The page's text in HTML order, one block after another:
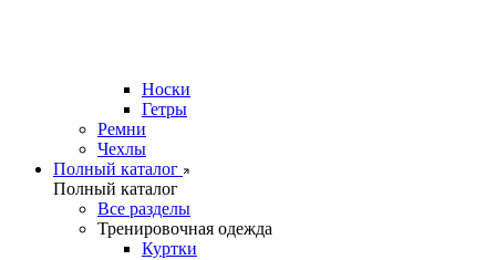
Носки
Гетры
Ремни
Чехлы
Полный каталог
Полный каталог
Все разделы
Тренировочная одежда
Куртки